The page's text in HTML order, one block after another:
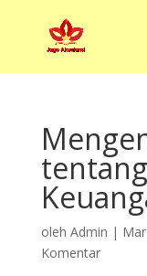
oleh Admin |
Komentar